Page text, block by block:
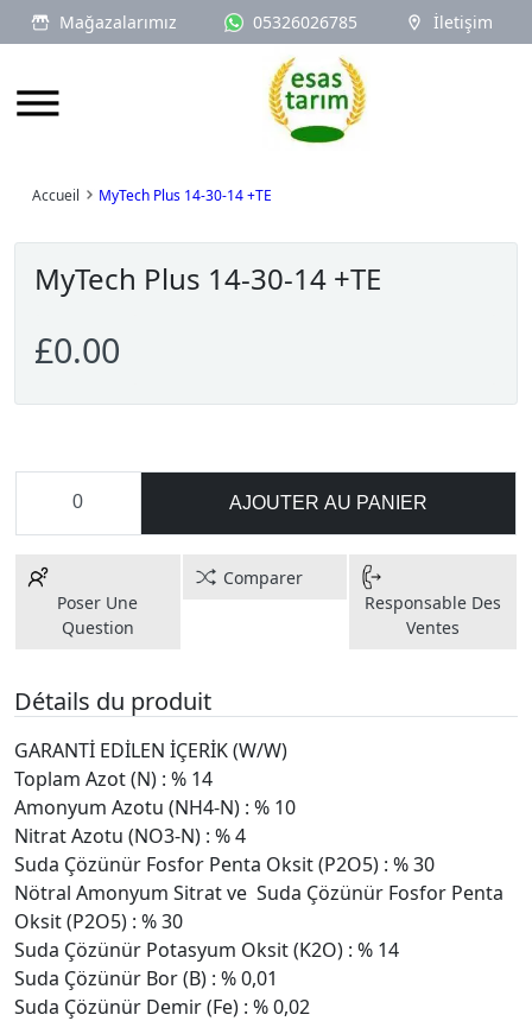
Mağazalarımız 05326026785 İletişim
Logo
Accueil MyTech Plus 14-30-14 +TE
MyTech Plus 14-30-14 +TE
£0.00
AJOUTER AU PANIER
Poser Une
Question
Comparer
Responsable Des
Ventes
Détails du produit
GARANTİ EDİLEN İÇERİK (W/W)
Toplam Azot (N) : % 14
Amonyum Azotu (NH4-N) : % 10
Nitrat Azotu (NO3-N) : % 4
Suda Çözünür Fosfor Penta Oksit (P2O5) : % 30
Nötral Amonyum Sitrat ve Suda Çözünür Fosfor Penta
Oksit (P2O5) : % 30
Suda Çözünür Potasyum Oksit (K2O) : % 14
Suda Çözünür Bor (B) : % 0,01
Suda Çözünür Demir (Fe) : % 0,02